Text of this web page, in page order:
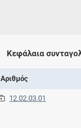
Κεφάλαια
Αριθμός
12.02.03.01